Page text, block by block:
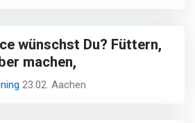
wünschst Du? Füttern,
machen,
23.02. Aachen